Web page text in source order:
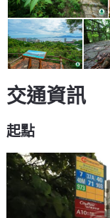
交通資訊
起點